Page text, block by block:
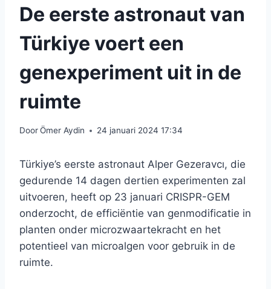
De eerste astronaut van
Türkiye voert een
genexperiment uit in de
ruimte
DoorÖmer Aydin 24 januari 2024 17:34
Türkiye’s eerste astronaut Alper Gezeravcı, die
gedurende 14 dagen dertien experimenten zal
uitvoeren, heeft op 23 januari CRISPR-GEM
onderzocht, de efficiëntie van genmodificatie in
planten onder microzwaartekracht en het
potentieel van microalgen voor gebruik in de
ruimte.